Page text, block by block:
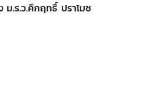
ม.ร.ว.คึกฤทธิ์ ปราโมช